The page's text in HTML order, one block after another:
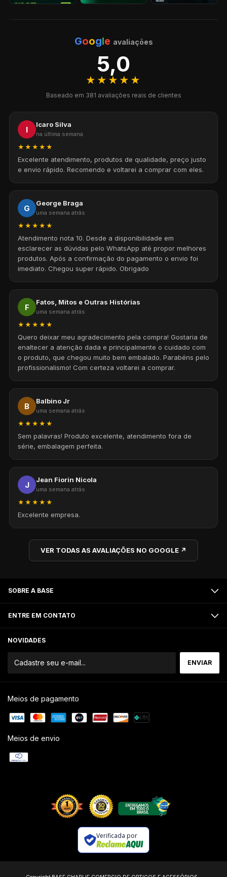
Google avaliações
5,0
★★★★★
Baseado em 381 avaliações reais de clientes
I
Icaro Silva
na última semana
★★★★★
Excelente atendimento, produtos de qualidade, preço justo
e envio rápido. Recomendo e voltarei a comprar com eles.
G
George Braga
uma semana atrás
★★★★★
Atendimento nota 10. Desde a disponibilidade em
esclarecer as dúvidas pelo WhatsApp até propor melhores
produtos. Após a confirmação do pagamento o envio foi
imediato. Chegou super rápido. Obrigado
F
Fatos, Mitos e Outras Histórias
uma semana atrás
★★★★★
Quero deixar meu agradecimento pela compra! Gostaria de
enaltecer a atenção dada e principalmente o cuidado com
o produto, que chegou muito bem embalado. Parabéns pelo
profissionalismo! Com certeza voltarei a comprar.
B
Balbino Jr
uma semana atrás
★★★★★
Sem palavras! Produto excelente, atendimento fora de
série, embalagem perfeita.
J
Jean Fiorin Nicola
uma semana atrás
★★★★★
Excelente empresa.
VER TODAS AS AVALIAÇÕES NO GOOGLE ↗
SOBRE A BASE
ENTRE EM CONTATO
NOVIDADES
Meios de pagamento
Meios de envio
Verificada por